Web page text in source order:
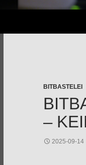
BITBASTELEI
–
2025-09-14